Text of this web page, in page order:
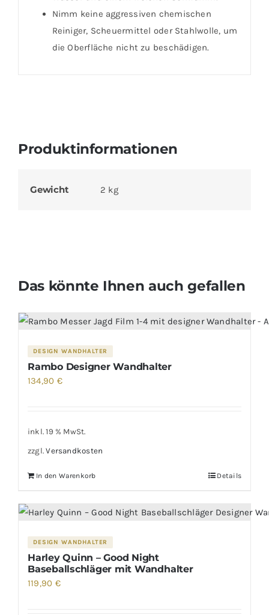
Nimm keine aggressiven chemischen
Reiniger, Scheuermittel oder Stahlwolle, um
die Oberfläche nicht zu beschädigen.
Produktinformationen
Gewicht 2 kg
Das könnte Ihnen auch gefallen
DESIGN WANDHALTER
Rambo Designer Wandhalter
134,90 €
inkl. 19 % MwSt.
zzgl.Versandkosten
In den Warenkorb Details
DESIGN WANDHALTER
Harley Quinn – Good Night
Baseballschläger mit Wandhalter
119,90 €